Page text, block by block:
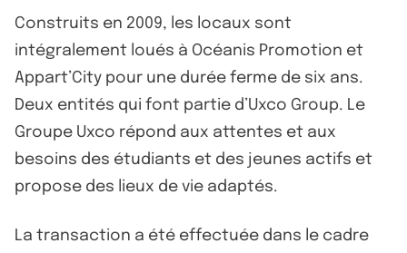
Construits en 2009, les locaux sont
intégralement loués à Océanis Promotion et
Appart’City pour une durée ferme de six ans.
Deux entités qui font partie d’Uxco Group. Le
Groupe Uxco répond aux attentes et aux
besoins des étudiants et des jeunes actifs et
propose des lieux de vie adaptés.
La transaction a été effectuée dans le cadre